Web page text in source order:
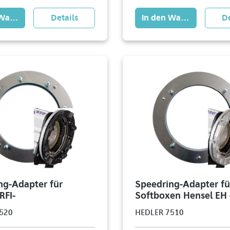
Details In den Warenkorb
Adapter für
Speedring-Adapter
Softboxen Hensel EH
HEDLER 7510